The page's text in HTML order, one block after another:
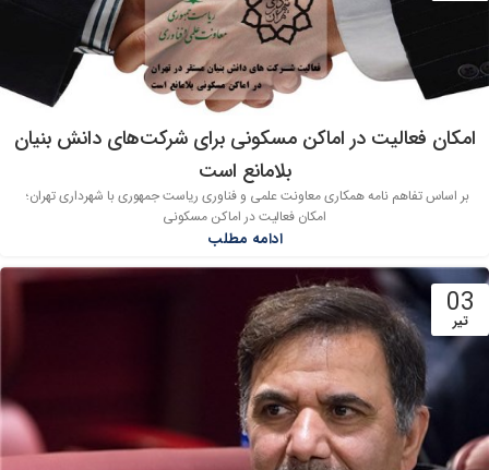
امکان فعالیت در اماکن مسکونی برای شرکت‌های دانش بنیان
بلامانع است
بر اساس تفاهم نامه همکاری معاونت علمی و فناوری ریاست جمهوری با شهرداری تهران؛
امکان فعالیت در اماکن مسکونی
ادامه مطلب
03
تیر